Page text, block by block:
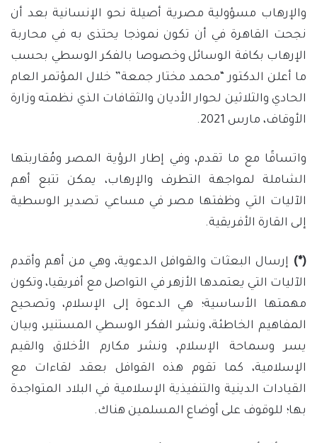
والإرهاب مسؤولية مصرية أصيلة نحو الإنسانية بعد أن
نجحت القاهرة في أن تكون نموذجا يحتذى به في محاربة
الإرهاب بكافة الوسائل وخصوصا بالفكر الوسطي بحسب
ما أعلن الدكتور “محمد مختار جمعة” خلال المؤتمر العام
الحادي والثلاثين لحوار الأديان والثقافات الذي نظمته وزارة
الأوقاف، مارس 2021.
واتساقًا مع ما تقدم، وفي إطار الرؤية المصر ومُقاربتها
الشاملة لمواجهة التطرف والإرهاب، يمكن تتبع أهم
الآليات التي وظفتها مصر في مساعي تصدير الوسطية
إلى القارة الأفريقية.
(*) إرسال البعثات والقوافل الدعوية، وهي من أهم وأقدم
الآليات التي يعتمدها الأزهر في التواصل مع أفريقيا، وتكون
مهمتها الأساسية؛ هي الدعوة إلى الإسلام، وتصحيح
المفاهيم الخاطئة، ونشر الفكر الوسطي المستنير، وبيان
يسر وسماحة الإسلام، ونشر مكارم الأخلاق والقيم
الإسلامية، كما تقوم هذه القوافل بعقد لقاءات مع
القيادات الدينية والتنفيذية الإسلامية في البلاد المتواجدة
بها؛ للوقوف على أوضاع المسلمين هناك.